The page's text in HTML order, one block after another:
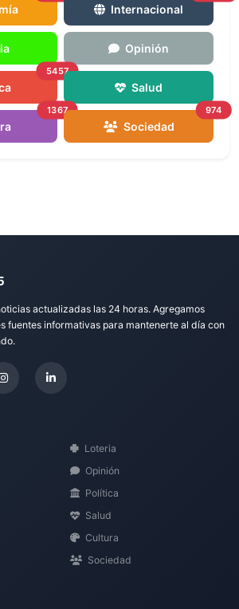
Internacional
Opinión
5457
Salud
1367
Sociedad
974
actualizadas las 24 horas. Agregamos
fuentes informativas para mantenerte al día con
Loteria
Opinión
Política
Salud
Cultura
Sociedad